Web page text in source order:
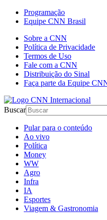
Programação
Equipe CNN Brasil
Sobre a CNN
Política de Privacidade
Termos de Uso
Fale com a CNN
Distribuição do Sinal
Faça parte da Equipe
Buscar
Pular para o conteúdo
Ao vivo
Política
Money
WW
Agro
Infra
IA
Esportes
Viagem & Gastronomia